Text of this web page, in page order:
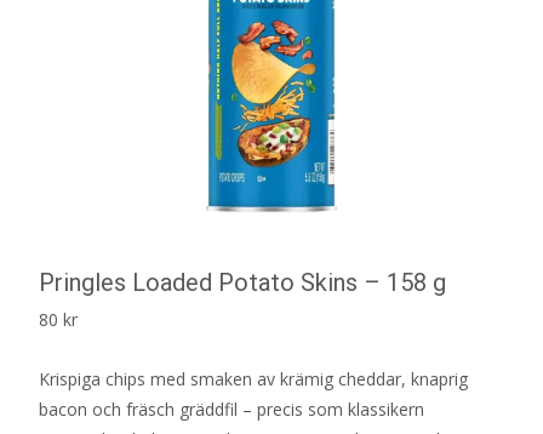
Pringles Loaded Potato Skins – 158 g
80 kr
Krispiga chips med smaken av krämig cheddar, knaprig
bacon och fräsch gräddfil – precis som klassikern